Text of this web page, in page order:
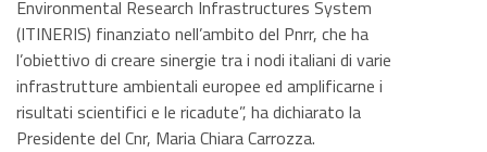
Environmental Research Infrastructures System
(ITINERIS) finanziato nell’ambito del Pnrr, che ha
l’obiettivo di creare sinergie tra i nodi italiani di varie
infrastrutture ambientali europee ed amplificarne i
risultati scientifici e le ricadute”, ha dichiarato la
Presidente del Cnr, Maria Chiara Carrozza.